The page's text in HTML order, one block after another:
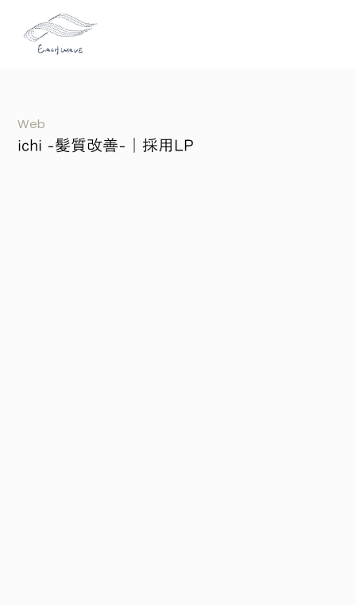
Web
ichi -髪質改善-｜採用LP